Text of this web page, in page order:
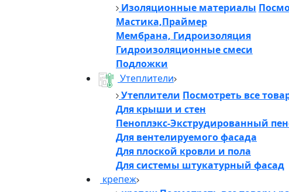
Изоляционные материалы
Мастика,Праймер
Мембрана, Гидроизоляция
Гидроизоляционные смеси
Подложки
Утеплители
Утеплители Посмотреть все
Для крыши и стен
Пеноплэкс-Экструдированный
Для вентелируемого фасада
Для плоской кровли и пола
Для системы штукатурный фасад
крепеж